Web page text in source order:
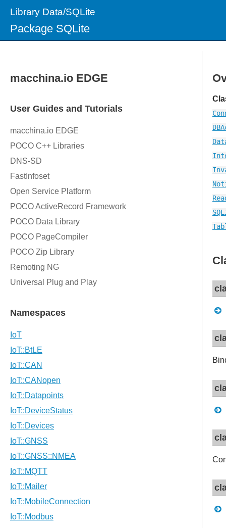
Library Data/SQLite
Package SQLite